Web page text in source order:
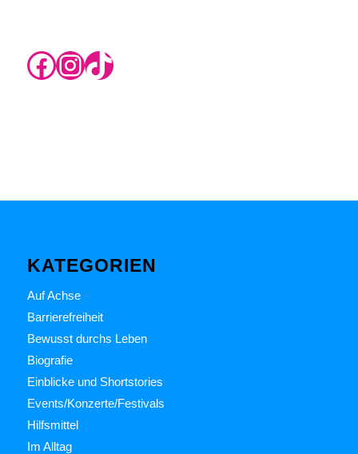
https://www.instagram.com/rikas.blog/ InstagramTikTok
KATEGORIEN
Auf Achse
Barrierefreiheit
Bewusst durchs Leben
Biografie
Einblicke und Shortstories
Events/Konzerte/Festivals
Hilfsmittel
Im Alltag